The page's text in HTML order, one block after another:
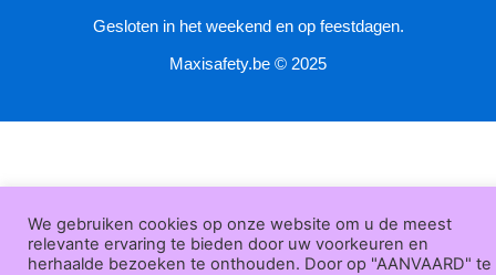
Gesloten in het weekend en op feestdagen.
Maxisafety.be © 2025
We gebruiken cookies op onze website om u de meest
relevante ervaring te bieden door uw voorkeuren en
herhaalde bezoeken te onthouden. Door op "AANVAARD" te